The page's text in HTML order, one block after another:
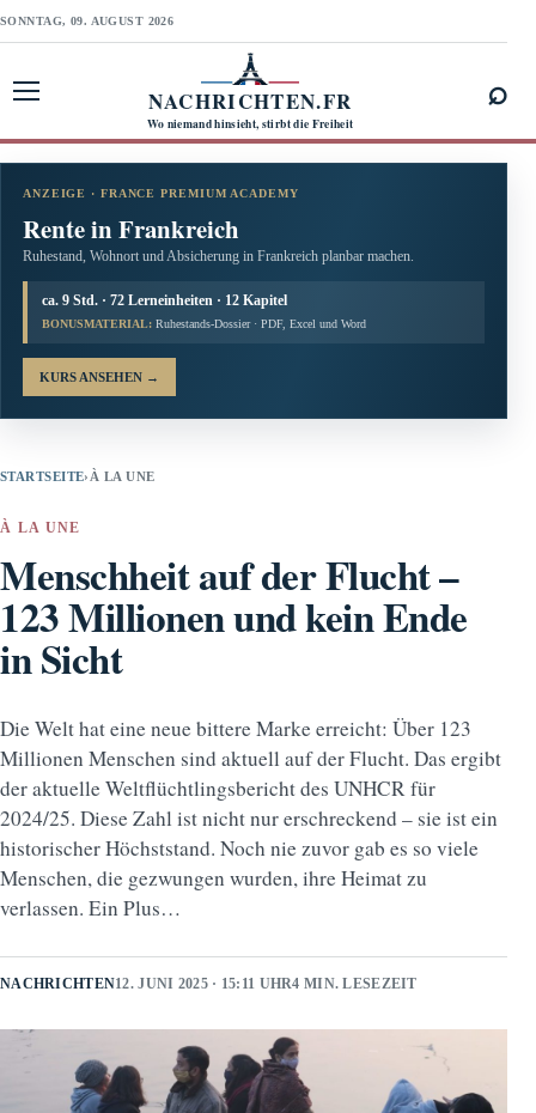
SONNTAG, 09. AUGUST 2026
NACHRICHTEN.FR
Wo niemand hinsieht, stirbt die Freiheit
⌕
ANZEIGE · FRANCE PREMIUM ACADEMY
Rente in Frankreich
Ruhestand, Wohnort und Absicherung in Frankreich planbar machen.
ca. 9 Std. · 72 Lerneinheiten · 12 Kapitel
BONUSMATERIAL: Ruhestands-Dossier · PDF, Excel und Word
KURS ANSEHEN →
STARTSEITE› À LA UNE
À LA UNE
Menschheit auf der Flucht –
123 Millionen und kein Ende
in Sicht
Die Welt hat eine neue bittere Marke erreicht: Über 123
Millionen Menschen sind aktuell auf der Flucht. Das ergibt
der aktuelle Weltflüchtlingsbericht des UNHCR für
2024/25. Diese Zahl ist nicht nur erschreckend – sie ist ein
historischer Höchststand. Noch nie zuvor gab es so viele
Menschen, die gezwungen wurden, ihre Heimat zu
verlassen. Ein Plus…
NACHRICHTEN12. JUNI 2025 · 15:11 UHR4 MIN. LESEZEIT